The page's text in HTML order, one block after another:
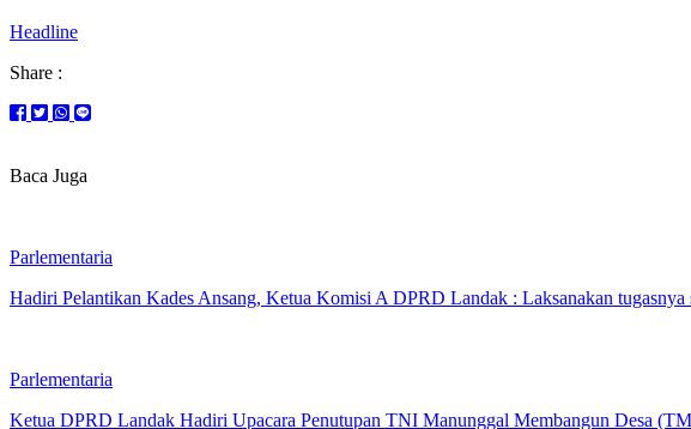
Headline
Share :
Baca Juga
Parlementaria
Hadiri Pelantikan Kades Ansang, Ketua Komisi A DPRD Landak : Laksanakan tugasnya
Parlementaria
Ketua DPRD Landak Hadiri Upacara Penutupan TNI Manunggal Membangun Desa